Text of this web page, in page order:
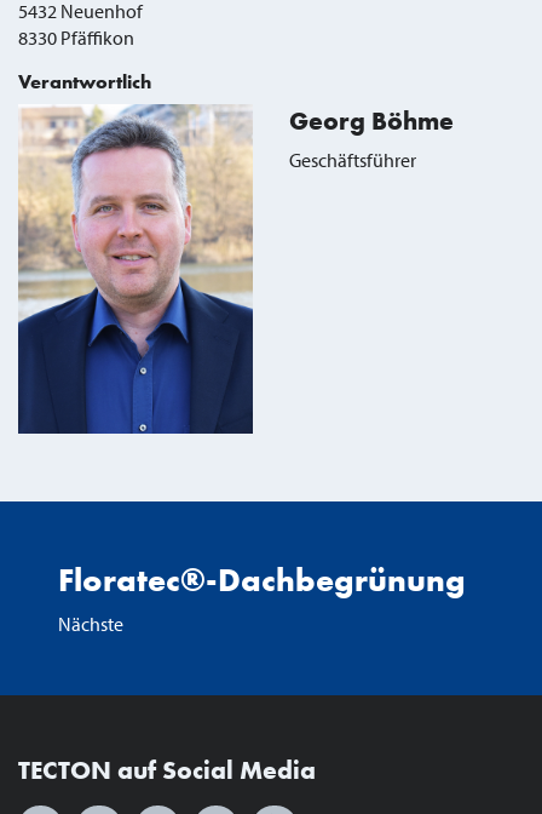
5432 Neuenhof
8330 Pfäffikon
Verantwortlich
Georg Böhme
Geschäftsführer
Floratec®-Dachbegrünung
Nächste
TECTON auf Social Media